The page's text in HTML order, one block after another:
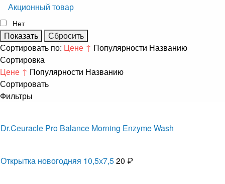
Акционный товар
Нет
Сортировать по: Цене ↑ Популярности Названию
Сортировка
Цене ↑ Популярности Названию
Сортировать
Фильтры
Dr.Ceuracle Pro Balance Morning Enzyme Wash
Открытка новогодняя 10,5х7,520 ₽